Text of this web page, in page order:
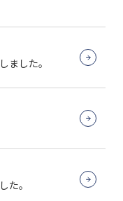
ました。
た。